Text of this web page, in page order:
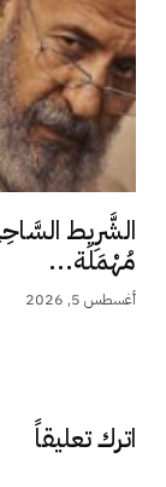
الشَّرِيط
مُهْمَلَة...
أغسطس 5, 2026
اترك تعليقاً